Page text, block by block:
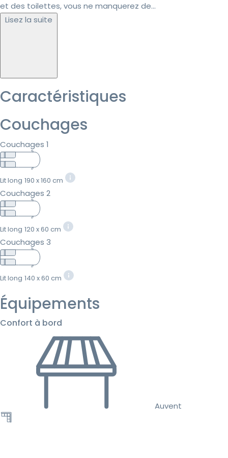
et des toilettes, vous ne manquerez de...
Lisez la suite
Caractéristiques
Couchages
Couchages 1
Lit long 190 x 160 cm
Couchages 2
Lit long 120 x 60 cm
Couchages 3
Lit long 140 x 60 cm
Équipements
Confort à bord
Auvent